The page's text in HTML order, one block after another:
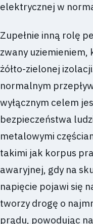
elektrycznej w
Zupełnie inną rolę
zwany
żółto-zielonej
normalnym
wyłącznym celem
bezpieczeństwa
metalowymi
takimi jak korpus
awaryjnej, gdy na
napięcie pojawi się
tworzy drogę o
prądu, powodując